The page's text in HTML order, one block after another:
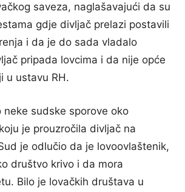
saveza, naglašavajući da su
gdje divljač prelazi postavili
i da je do sada vladalo
pripada lovcima i da nije opće
u ustavu RH.
neke sudske sporove oko
je prouzročila divljač na
je odlučio da je lovoovlaštenik,
društvo krivo i da mora
Bilo je lovačkih društava u